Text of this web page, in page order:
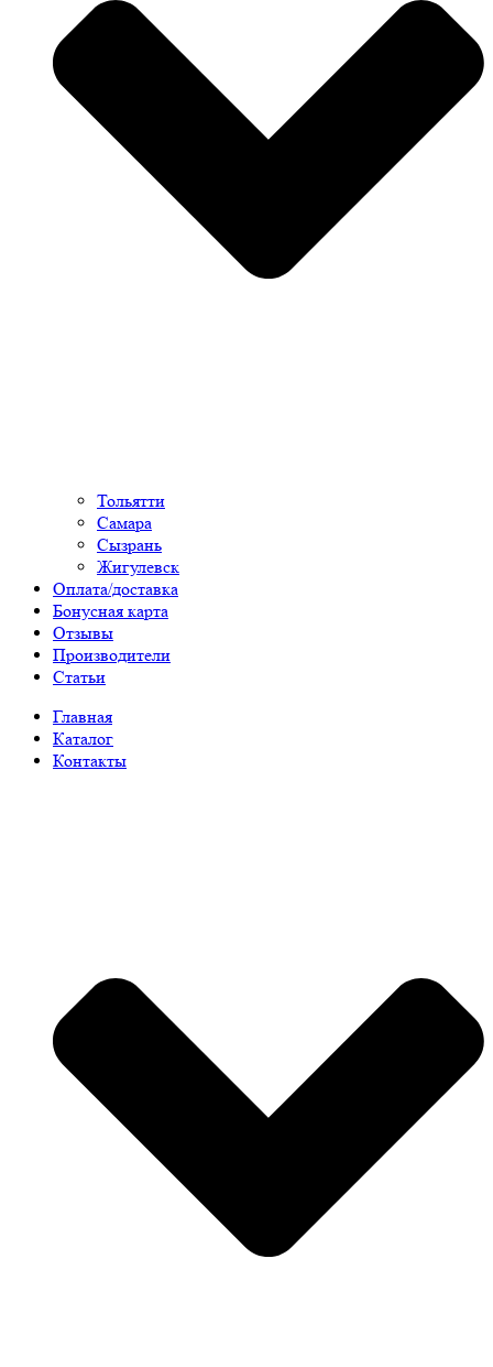
Тольятти
Самара
Сызрань
Жигулевск
Оплата/доставка
Бонусная карта
Отзывы
Производители
Статьи
Главная
Каталог
Контакты